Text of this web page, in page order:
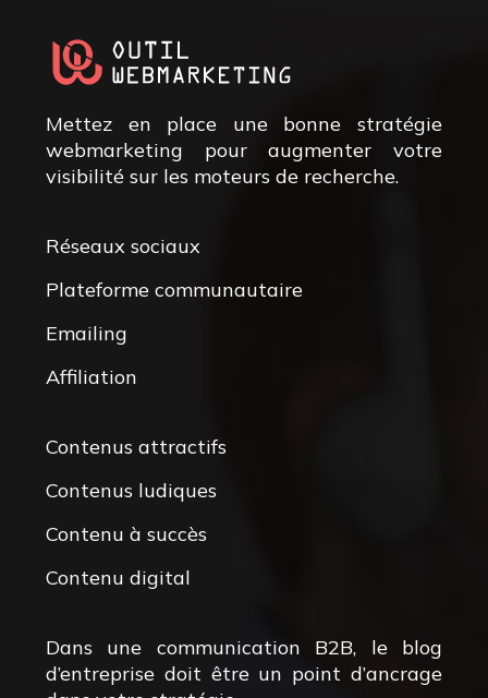
Mettez en place une bonne stratégie
webmarketing pour augmenter votre
visibilité sur les moteurs de recherche.
Réseaux sociaux
Plateforme communautaire
Emailing
Affiliation
Contenus attractifs
Contenus ludiques
Contenu à succès
Contenu digital
Dans une communication B2B, le blog
d’entreprise doit être un point d’ancrage